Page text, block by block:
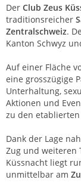
Der Club Zeus
traditionsreicher
Zentralschweiz.
Kanton Schwyz
Auf einer Fläche
eine grosszügige
Unterhaltung,
Aktionen und
zu den etablierten
Dank der Lage
Zug und weiteren
Küssnacht liegt
unmittelbar am